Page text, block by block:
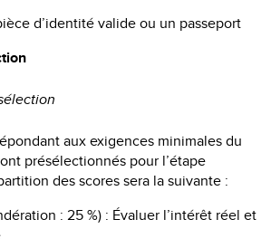
d’identité valide ou un passeport
aux exigences minimales du
présélectionnés pour l’étape
des scores sera la suivante :
: 25 %) : Évaluer l’intérêt réel et